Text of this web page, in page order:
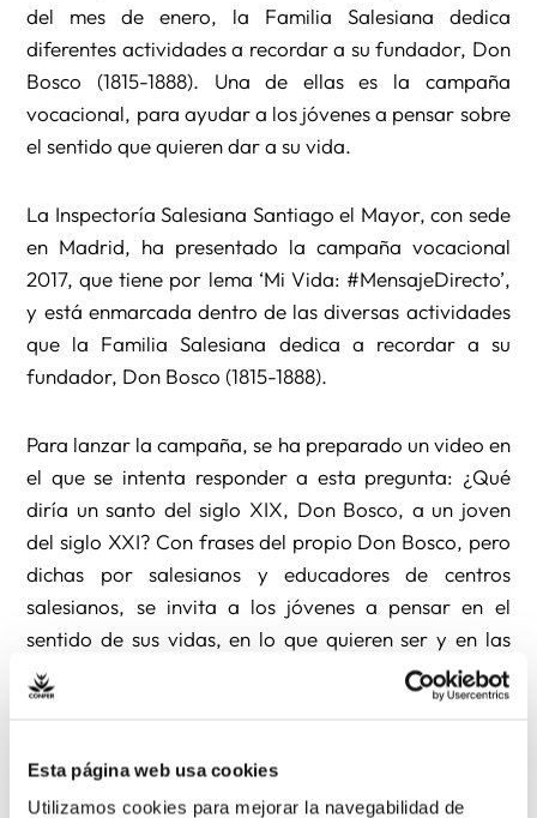
Esta página web usa cookies
Utilizamos cookies para mejorar la navegabilidad de
del mes de enero, la Familia Salesiana dedica
diferentes actividades a recordar a su fundador, Don
Bosco (1815-1888). Una de ellas es la campaña
vocacional, para ayudar a los jóvenes a pensar sobre
el sentido que quieren dar a su vida.
La Inspectoría Salesiana Santiago el Mayor, con sede
en Madrid, ha presentado la campaña vocacional
2017, que tiene por lema ‘Mi Vida: #MensajeDirecto’,
y está enmarcada dentro de las diversas actividades
que la Familia Salesiana dedica a recordar a su
fundador, Don Bosco (1815-1888).
Para lanzar la campaña, se ha preparado un video en
el que se intenta responder a esta pregunta: ¿Qué
diría un santo del siglo XIX, Don Bosco, a un joven
del siglo XXI? Con frases del propio Don Bosco, pero
dichas por salesianos y educadores de centros
salesianos, se invita a los jóvenes a pensar en el
sentido de sus vidas, en lo que quieren ser y en las
metas que están llamados a alcanzar. Se propone a
los jóvenes, también, ser comprometidos, alegres,
que quieran dejar una huella en la historia, en la suya
y en la de muchos.